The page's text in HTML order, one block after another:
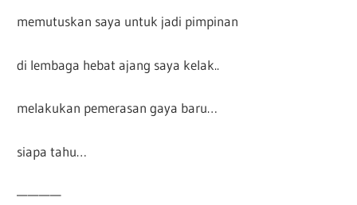
memutuskan saya untuk jadi pimpinan
di lembaga hebat ajang saya kelak..
melakukan pemerasan gaya baru…
siapa tahu…
————